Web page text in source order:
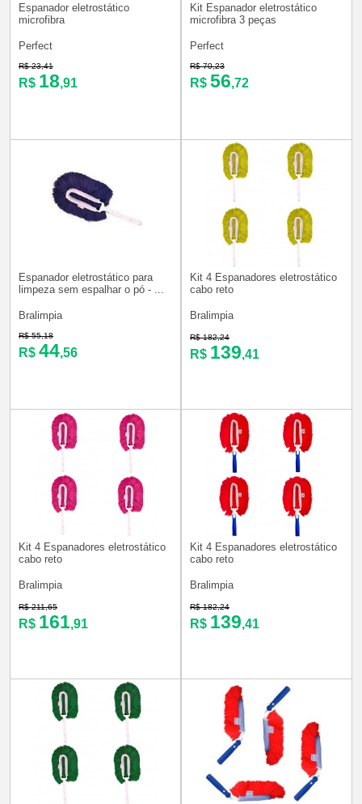
Espanador eletrostático
microfibra
Perfect
R$ 23,41
R$ 18,91
Kit Espanador eletrostático
microfibra 3 peças
Perfect
R$ 70,23
R$ 56,72
Espanador eletrostático para
limpeza sem espalhar o pó - ...
Bralimpia
R$ 55,18
R$ 44,56
Kit 4 Espanadores eletrostático
cabo reto
Bralimpia
R$ 182,24
R$ 139,41
Kit 4 Espanadores eletrostático
cabo reto
Bralimpia
R$ 211,65
R$ 161,91
Kit 4 Espanadores eletrostático
cabo reto
Bralimpia
R$ 182,24
R$ 139,41